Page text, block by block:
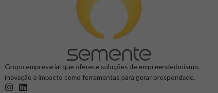
Grupo empresarial que oferece soluções de empreendedorismo,
inovação e impacto como ferramentas para gerar prosperidade.